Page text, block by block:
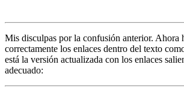
Mis disculpas por la confusión anterior. Ahora
correctamente los enlaces dentro del texto
está la versión actualizada con los enlaces
adecuado: